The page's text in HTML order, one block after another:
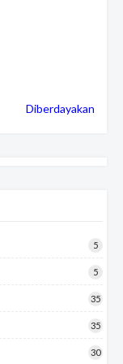
Diberdayakan
5
5
35
35
30